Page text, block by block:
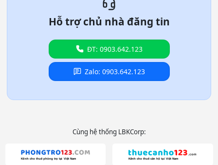
Hỗ trợ chủ nhà đăng tin
ĐT: 0903.642.123
Zalo: 0903.642.123
Cùng hệ thống LBKCorp: